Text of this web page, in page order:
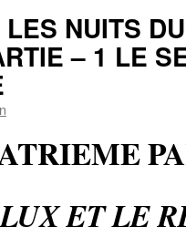
NUITS
– 1 LE
ET LE